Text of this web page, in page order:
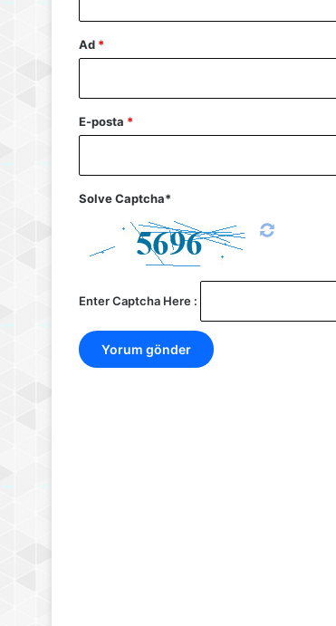
Ad *
E-posta *
Solve Captcha*
Enter Captcha Here :